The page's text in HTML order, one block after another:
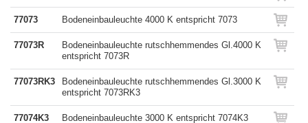
77073 Bodeneinbauleuchte 4000 K entspricht 7073
77073R
Bodeneinbauleuchte rutschhemmendes Gl.4000 K
entspricht 7073R
77073RK3
Bodeneinbauleuchte rutschhemmendes Gl.3000 K
entspricht 7073RK3
77074K3 Bodeneinbauleuchte 3000 K entspricht 7074K3